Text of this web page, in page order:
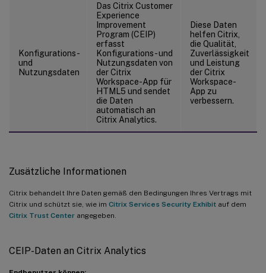
Konfigurations-
und
Nutzungsdaten
Das Citrix Customer
Experience
Improvement
Program (CEIP)
erfasst
Konfigurations- und
Nutzungsdaten von
der Citrix
Workspace-App für
HTML5 und sendet
die Daten
automatisch an
Citrix Analytics.
Diese Daten
helfen Citrix,
die Qualität,
Zuverlässigkeit
und Leistung
der Citrix
Workspace-
App zu
verbessern.
Zusätzliche Informationen
Citrix behandelt Ihre Daten gemäß den Bedingungen Ihres Vertrags mit
Citrix und schützt sie, wie im Citrix Services Security Exhibit auf dem
Citrix Trust Center angegeben.
CEIP-Daten an Citrix Analytics